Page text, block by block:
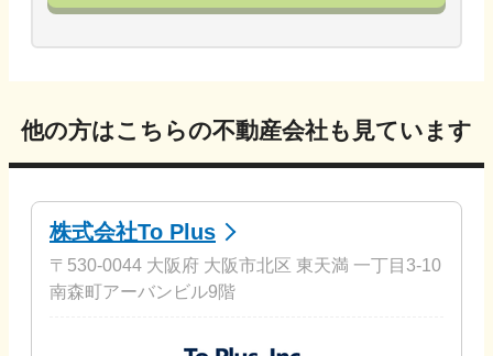
他の方はこちらの不動産会社も見ています
株式会社To Plus
〒530-0044 大阪府 大阪市北区 東天満 一丁目3-10
南森町アーバンビル9階